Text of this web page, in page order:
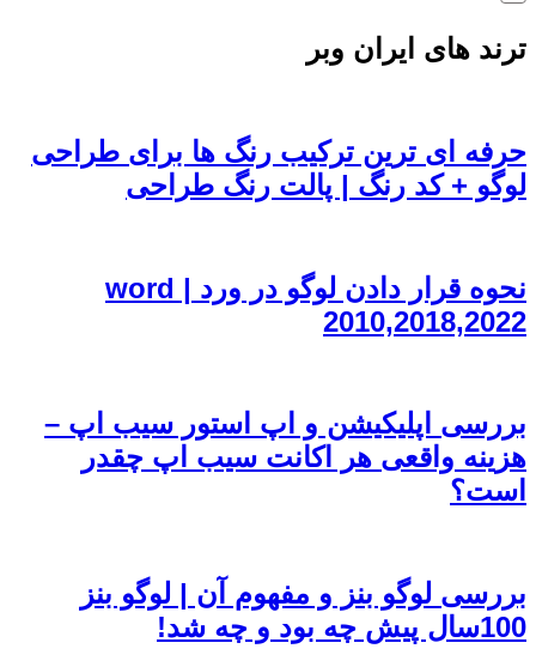
ترند های ایران وبر
حرفه ای ترین ترکیب رنگ ها برای طراحی
لوگو + کد رنگ | پالت رنگ طراحی
نحوه قرار دادن لوگو در ورد | word
2010,2018,2022
بررسی اپلیکیشن و اپ استور سیب اپ –
هزینه واقعی هر اکانت سیب اپ چقدر
است؟
بررسی لوگو بنز و مفهوم آن | لوگو بنز
100سال پیش چه بود و چه شد!